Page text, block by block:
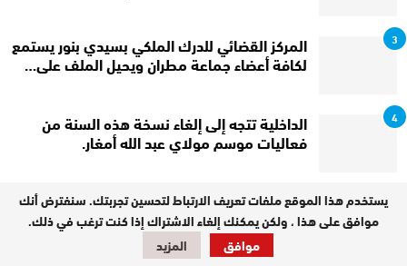
3 المركز القضائي للدرك الملكي بسيدي بنور يستمع
لكافة أعضاء جماعة مطران ويحيل الملف على…
4 الداخلية تتجه إلى إلغاء نسخة هذه السنة من
فعاليات موسم مولاي عبد الله أمغار.
ثقافة وفن
يستخدم هذا الموقع ملفات تعريف الارتباط لتحسين تجربتك. سنفترض أنك
موافق على هذا ، ولكن يمكنك إلغاء الاشتراك إذا كنت ترغب في ذلك.
موافق
المزيد